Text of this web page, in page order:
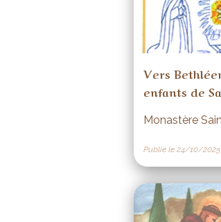
Vers
enfants de
Monastère
Publié le 24/10/2025